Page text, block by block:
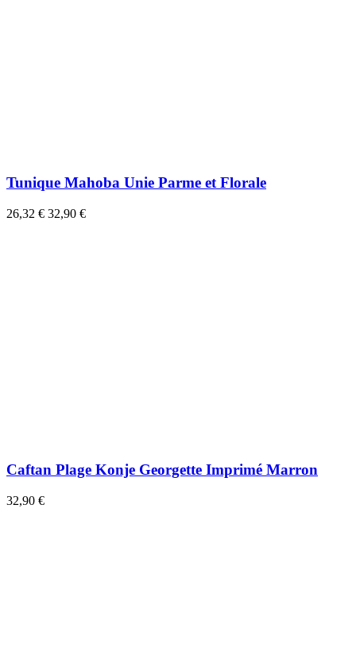
Tunique Mahoba Unie Parme et Florale
26,32 € 32,90 €
Caftan Plage Konje Georgette Imprimé Marron
32,90 €